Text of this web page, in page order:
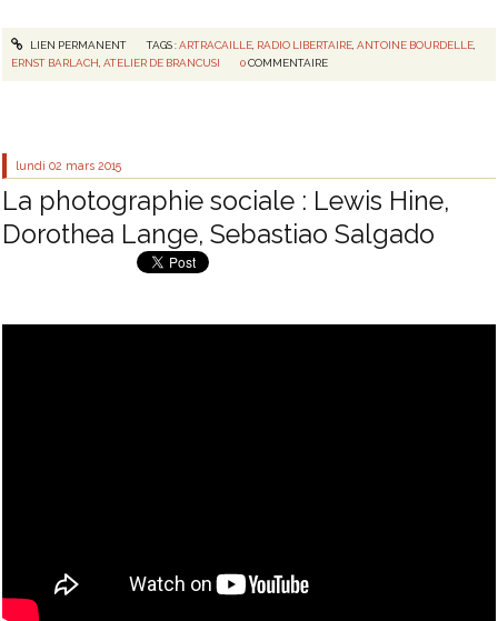
LIEN PERMANENT TAGS :ARTRACAILLE, RADIO LIBERTAIRE, ANTOINE BOURDELLE,
ERNST BARLACH ,ATELIER DE BRANCUSI 0 COMMENTAIRE
lundi 02 mars 2015
La photographie sociale : Lewis Hine,
Dorothea Lange, Sebastiao Salgado